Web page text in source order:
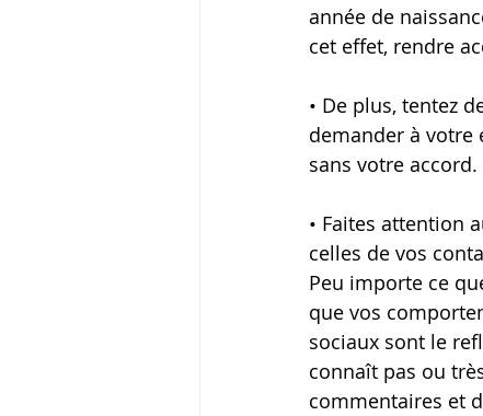
année de
cet effet, rendre
• De plus, tentez
demander à votre
sans votre accord.
• Faites attention
celles de vos
Peu importe ce
que vos
sociaux sont le
connaît pas ou
commentaires et